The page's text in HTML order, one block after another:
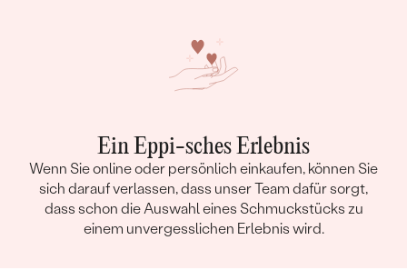
Ein Eppi-sches Erlebnis
Wenn Sie online oder persönlich einkaufen, können Sie
sich darauf verlassen, dass unser Team dafür sorgt,
dass schon die Auswahl eines Schmuckstücks zu
einem unvergesslichen Erlebnis wird.